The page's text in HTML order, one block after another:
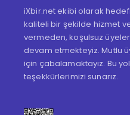
iXbir.net ekibi olarak
kaliteli bir şekilde hizmet
vermeden, koşulsuz
devam etmekteyiz. Mutlu
için çabalamaktayız. Bu
teşekkürlerimizi sunarız.